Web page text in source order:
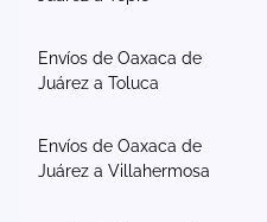
Envíos de Oaxaca de
Juárez a Toluca
Envíos de Oaxaca de
Juárez a Villahermosa